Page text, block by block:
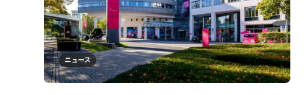
ニュース